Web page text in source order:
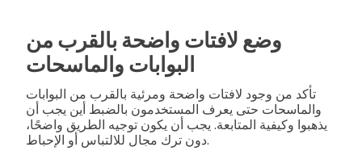
وضع لافتات واضحة بالقرب من
البوابات والماسحات
تأكد من وجود لافتات واضحة ومرئية بالقرب من البوابات
والماسحات حتى يعرف المستخدمون بالضبط أين يجب أن
يذهبوا وكيفية المتابعة. يجب أن يكون توجيه الطريق واضحًا،
دون ترك مجال للالتباس أو الإحباط.